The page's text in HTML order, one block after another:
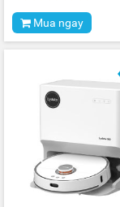
Mua ngay